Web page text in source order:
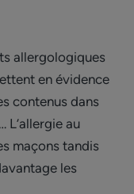
allergologiques
en évidence
contenus dans
L’allergie au
maçons tandis
les